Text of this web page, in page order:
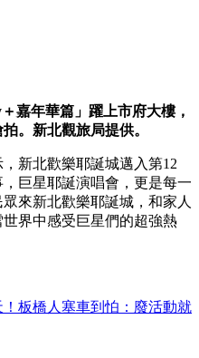
嘉年華篇」躍上市府大樓，
。新北觀旅局提供。
新北歡樂耶誕城邁入第12
巨星耶誕演唱會，更是每一
來新北歡樂耶誕城，和家人
界中感受巨星們的超強熱
板橋人塞車到怕：廢活動就